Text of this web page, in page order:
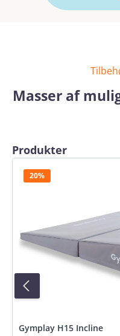
Masser af
Skip product gallery
Produkter
20%
Gymplay H15 Incline